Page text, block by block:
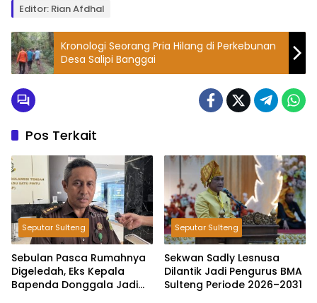
Editor: Rian Afdhal
Kronologi Seorang Pria Hilang di Perkebunan
Desa Salipi Banggai
Pos Terkait
Seputar Sulteng
Sebulan Pasca Rumahnya
Digeledah, Eks Kepala
Bapenda Donggala Jadi
Seputar Sulteng
Sekwan Sadly Lesnusa
Dilantik Jadi Pengurus BMA
Sulteng Periode 2026–2031